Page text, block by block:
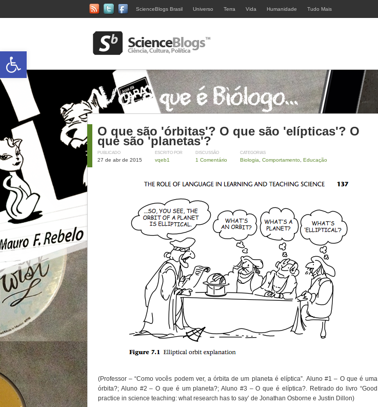
ScienceBlogs Brasil Universo Terra Vida Humanidade Tudo Mais
O que são 'órbitas'? O que são 'elípticas'? O
que são 'planetas'?
PUBLICADO
27 de abr de 2015
ESCRITO POR
vqeb1
DISCUSSÃO
1 Comentário
CATEGORIAS
Biologia Comportamento Educação
(Professor – “Como vocês podem ver, a órbita de um planeta é elíptica”. Aluno #1 – O que é uma
órbita?; Aluno #2 – O que é um planeta?; Aluno #3 – O que é elíptica?. Retirado do livro “Good
practice in science teaching: what research has to say’ de Jonathan Osborne e Justin Dillon)
Abrir a barra de ferramentas